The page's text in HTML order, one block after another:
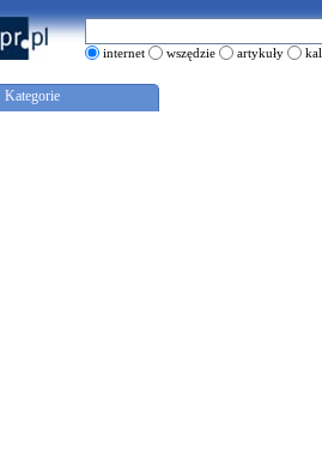
internet wszędzie artykuły
Kategorie